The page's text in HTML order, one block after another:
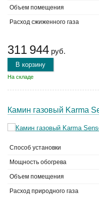
Объем помещения
Расход сжиженного газа
311 944 руб.
В корзину
На складе
Камин газовый Karma
Способ установки
Мощность обогрева
Объем помещения
Расход природного газа